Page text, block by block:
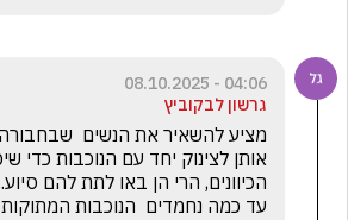
04:06 - 08.10.2025
גרשון לבקוביץ
עד כמה נחמדים  הנוכבות המתוקות